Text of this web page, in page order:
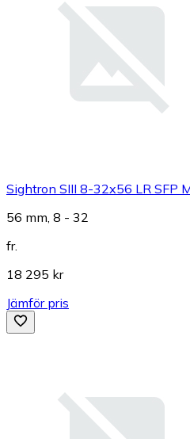
Sightron SIII 8-32x56 LR SFP
56 mm, 8 - 32
fr.
18 295 kr
Jämför pris